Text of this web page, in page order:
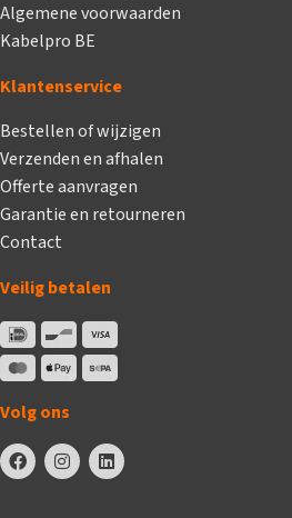
Algemene voorwaarden
Kabelpro BE
Klantenservice
Bestellen of wijzigen
Verzenden en afhalen
Offerte aanvragen
Garantie en retourneren
Contact
Veilig betalen
Volg ons